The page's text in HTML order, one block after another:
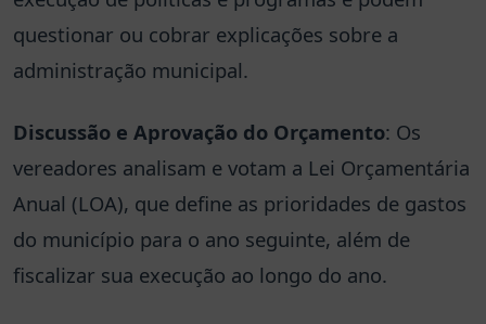
questionar ou cobrar explicações sobre a
administração municipal.
Discussão e Aprovação do Orçamento: Os
vereadores analisam e votam a Lei Orçamentária
Anual (LOA), que define as prioridades de gastos
do município para o ano seguinte, além de
fiscalizar sua execução ao longo do ano.